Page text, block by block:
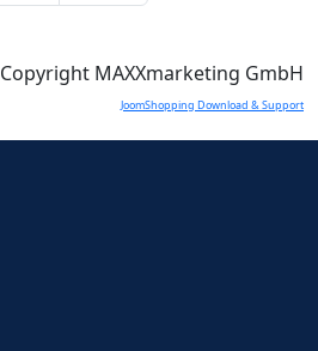
Copyright MAXXmarketing GmbH
JoomShopping Download & Support